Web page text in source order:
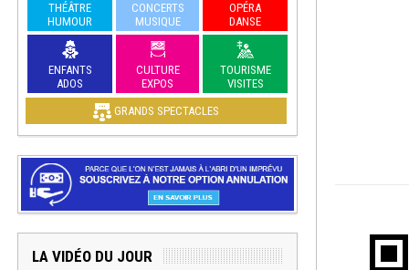
THÉÂTRE
HUMOUR
CONCERTS
MUSIQUE
OPÉRA
DANSE
ENFANTS
ADOS
CULTURE
EXPOS
TOURISME
VISITES
GRANDS SPECTACLES
LA VIDÉO DU JOUR